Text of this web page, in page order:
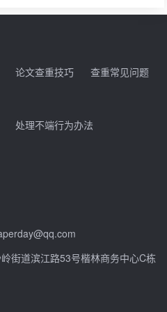
论文查重技巧 查重常见问题
处理不端行为办法
街道滨江路53号楷林商务中心C栋